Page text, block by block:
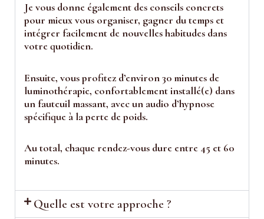
Je vous donne également des conseils concrets
pour mieux vous organiser, gagner du temps et
intégrer facilement de nouvelles habitudes dans
votre quotidien.
Ensuite, vous profitez d’environ 30 minutes de
luminothérapie, confortablement installé(e) dans
un fauteuil massant, avec un audio d’hypnose
spécifique à la perte de poids.
Au total, chaque rendez-vous dure entre 45 et 60
minutes.
Quelle est votre approche ?